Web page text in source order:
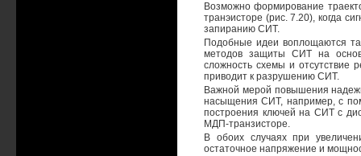
Возможно формирование
транэисторе (рис. 7.20), когда
запиранию СИТ.
Подобные идеи воплощаются
методов защиты СИТ на
сложность схемы и отсутствие
приводит к разрушению СИТ.
Важной мерой повышения
насыщения СИТ, например, с
построения ключей на СИТ с
МДП-транзисторе.
В обоих случаях при
остаточное напряжение и